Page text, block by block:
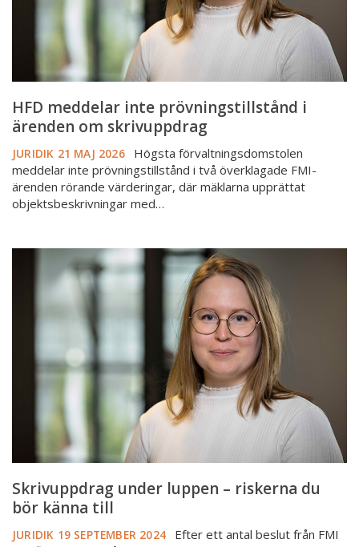
HFD meddelar inte prövningstillstånd i
ärenden om skrivuppdrag
JURIDIK 21 MAJ 2026
Högsta förvaltningsdomstolen
meddelar inte prövningstillstånd i två överklagade FMI-
ärenden rörande värderingar, där mäklarna upprättat
objektsbeskrivningar med…
Skrivuppdrag
luppen
riskerna
Skrivuppdrag under luppen – riskerna du
bör känna till
JURIDIK 19 SEPTEMBER 2024
Efter ett antal beslut från FMI